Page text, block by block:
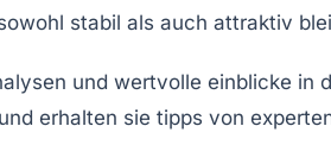
stabil als auch attraktiv